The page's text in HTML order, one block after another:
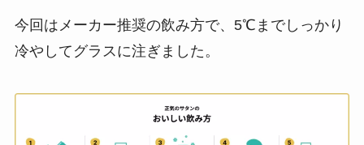
今回はメーカー推奨の飲み方で、5℃までしっかり
冷やしてグラスに注ぎました。